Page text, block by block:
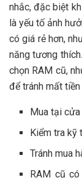
nhắc, đặc biệt
là yếu tố ảnh
có giá rẻ hơn,
năng tương
chọn RAM cũ,
để tránh mất tiền
Mua tại cửa
Kiểm tra kỹ
Tránh mua
RAM cũ